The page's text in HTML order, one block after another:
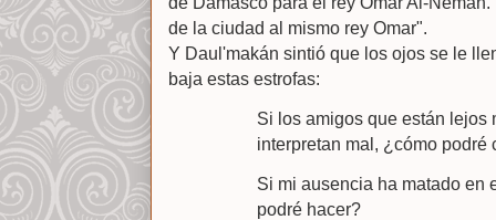
de la ciudad al mismo rey Omar".
Y Daul'makán sintió que los ojos se le
baja estas estrofas:
Si los amigos que están lejos
interpretan mal, ¿cómo podré
Si mi ausencia ha matado en
podré hacer?